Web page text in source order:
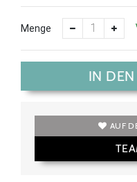
Menge
IN DEN
AUF